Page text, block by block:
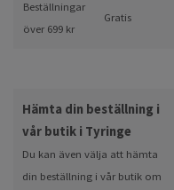
Beställningar
över 699 kr
Gratis
Hämta din beställning i
vår butik i Tyringe
Du kan även välja att hämta
din beställning i vår butik om